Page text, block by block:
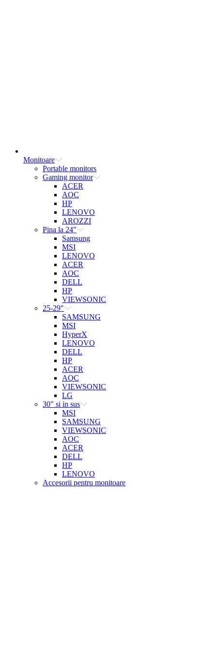
Monitoare
Portable monitors
Gaming monitor
ACER
AOC
HP
LENOVO
AROZZI
Pina la 24"
Samsung
MSI
LENOVO
ACER
AOC
DELL
HP
VIEWSONIC
25-29"
SAMSUNG
MSI
HyperX
LENOVO
DELL
HP
ACER
AOC
VIEWSONIC
LG
30" si in sus
MSI
SAMSUNG
VIEWSONIC
AOC
ACER
DELL
HP
LENOVO
Accesorii pentru monitoare